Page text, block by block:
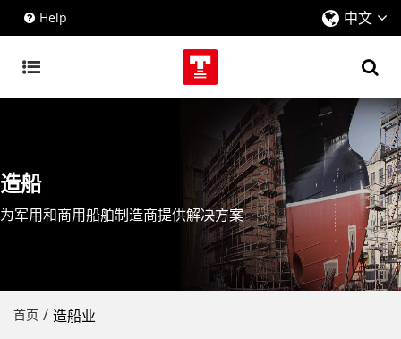
Help 中文
造船
为军用和商用船舶制造商提供解决方案
首页 / 造船业